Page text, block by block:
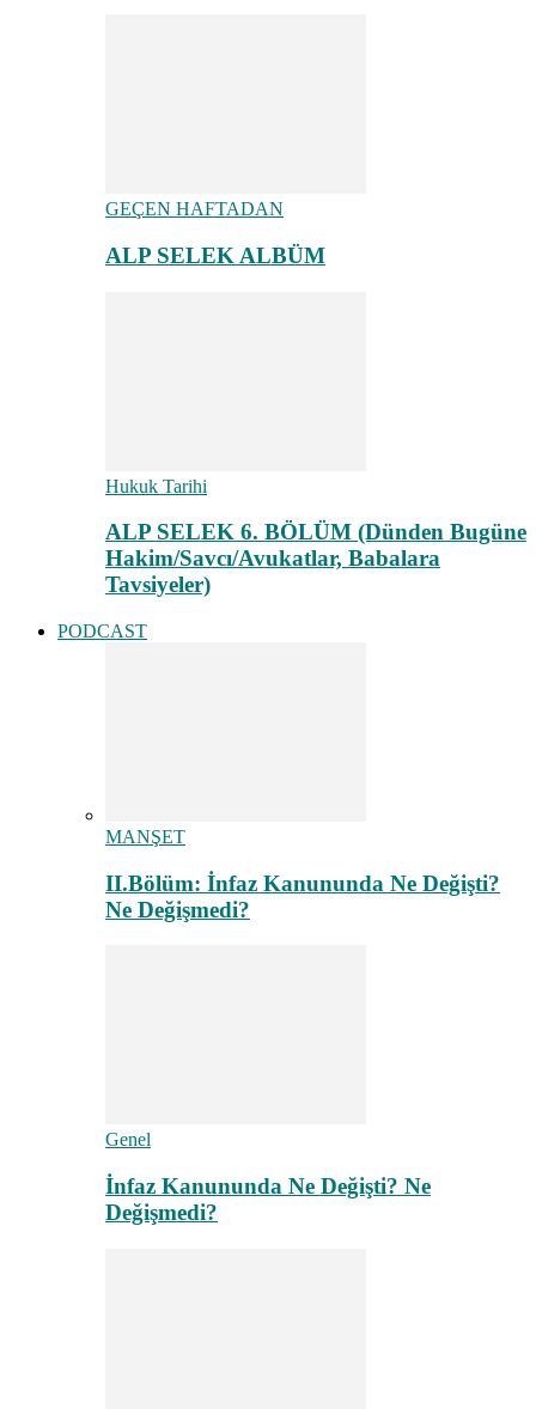
GEÇEN HAFTADAN
ALP SELEK ALBÜM
Hukuk Tarihi
ALP SELEK 6. BÖLÜM (Dünden Bugüne
Hakim/Savcı/Avukatlar, Babalara
Tavsiyeler)
PODCAST
MANŞET
II.Bölüm: İnfaz Kanununda Ne Değişti?
Ne Değişmedi?
Genel
İnfaz Kanununda Ne Değişti? Ne
Değişmedi?